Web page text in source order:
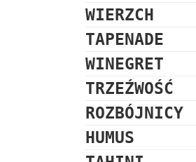
WIERZCH
TAPENADE
WINEGRET
TRZEŹWOŚĆ
ROZBÓJNICY
HUMUS